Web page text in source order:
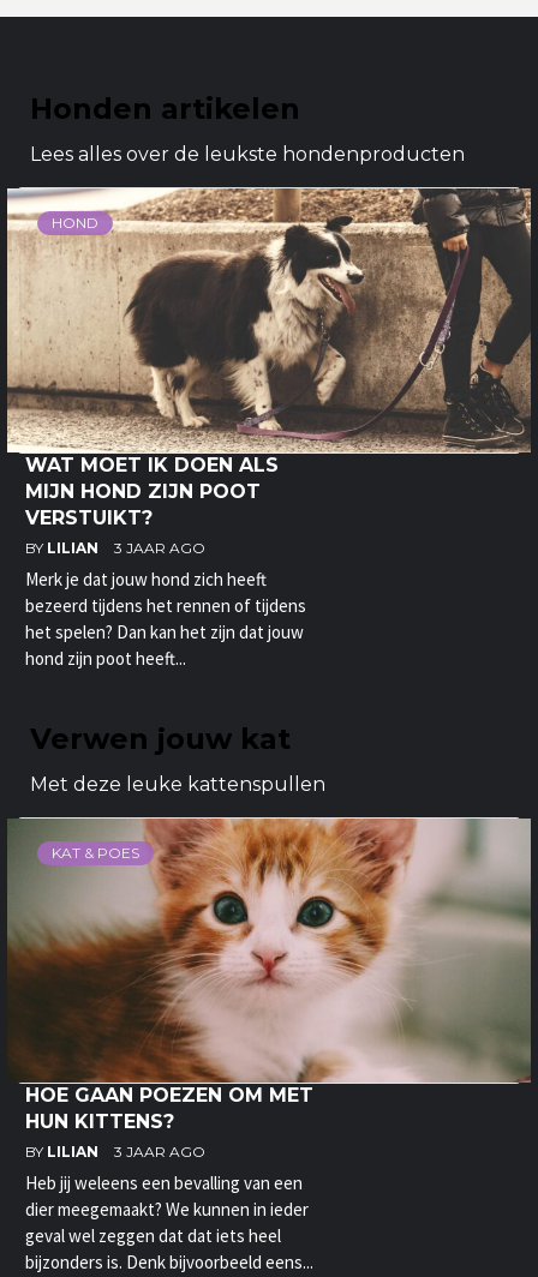
Honden artikelen
Lees alles over de leukste hondenproducten
HOND
WAT MOET IK DOEN ALS
MIJN HOND ZIJN POOT
VERSTUIKT?
BY LILIAN 3 JAAR AGO
Merk je dat jouw hond zich heeft
bezeerd tijdens het rennen of tijdens
het spelen? Dan kan het zijn dat jouw
hond zijn poot heeft...
Verwen jouw kat
Met deze leuke kattenspullen
KAT & POES
HOE GAAN POEZEN OM MET
HUN KITTENS?
BY LILIAN 3 JAAR AGO
Heb jij weleens een bevalling van een
dier meegemaakt? We kunnen in ieder
geval wel zeggen dat dat iets heel
bijzonders is. Denk bijvoorbeeld eens...